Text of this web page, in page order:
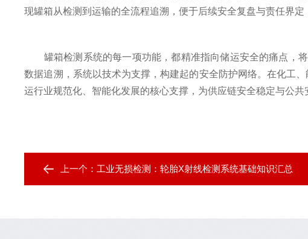
现罐箱从检测到运输的全流程追溯，便于后续安全复盘与责任界定
罐箱检测系统的每一项功能，都精准指向储运安全的痛点，将
数据追溯，系统以技术为支撑，构建起的安全防护网络。在化工
运行业规范化、智能化发展的核心支撑，为供应链安全稳定与公共
上一个： 工业无损检测：轮胎X射线检测系统基础知识汇总